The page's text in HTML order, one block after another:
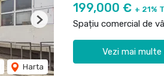
Harta
Next
199,000 € + 21%
Spațiu comercial de
Vezi mai